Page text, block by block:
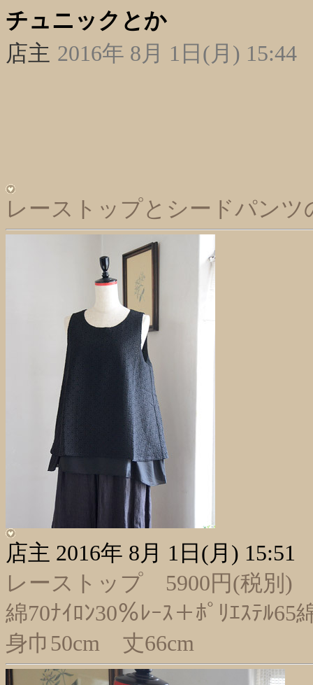
チュニックとか
店主 2016年 8月 1日(月) 15:44
レーストップとシードパンツ
店主 2016年 8月 1日(月) 15:51
レーストップ 5900円(税別)
綿70ﾅｲﾛﾝ30％ﾚｰｽ＋ﾎﾟﾘｴｽﾃﾙ
身巾50cm 丈66cm